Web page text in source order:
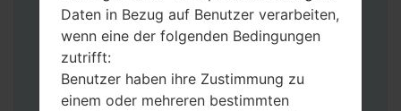
um Ihre Daten zu speichern.
Jetzt schalten Sie das Gerät aus und
aktivieren Sie Download-Modus. Alle
Methoden, wie es geht:
Daten in Bezug auf Benutzer verarbeiten,
wenn eine der folgenden Bedingungen
zutrifft:
Benutzer haben ihre Zustimmung zu
einem oder mehreren bestimmten